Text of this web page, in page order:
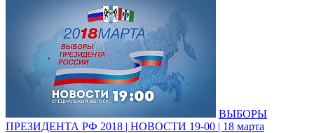
ВЫБОРЫ
ПРЕЗИДЕНТА РФ 2018 | НОВОСТИ 19-00 | 18 марта